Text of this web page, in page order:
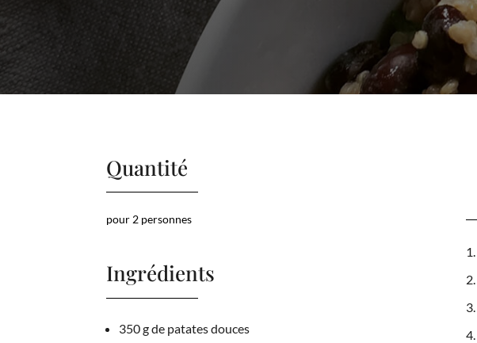
Quantité
pour 2 personnes
Ingrédients
350 g de patates douces